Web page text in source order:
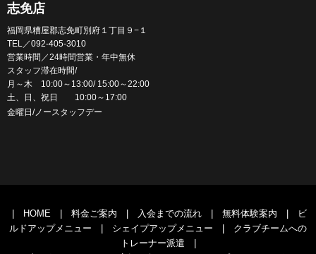
志免店
福岡県糟屋郡志免町別府１丁目９−１
TEL／092-405-3010
営業時間／24時間営業・年中無休
スタッフ滞在時間/
月～木 10:00～13:00/ 15:00～22:00
土、日、祝日 10:00～17:00
金曜日/ノースタッフデー
HOME 料金ご案内 入会までの流れ 無料体験案内
ビ
ルドアップメニュー
シェイプアップメニュー
クラブチームへの
トレーナー派遣